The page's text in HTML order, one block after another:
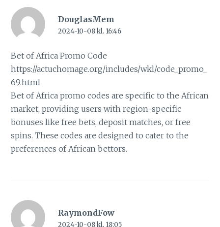
DouglasMem
2024-10-08 kl. 16:46
Bet of Africa Promo Code
https://actuchomage.org/includes/wkl/code_promo_
69.html
Bet of Africa promo codes are specific to the African
market, providing users with region-specific
bonuses like free bets, deposit matches, or free
spins. These codes are designed to cater to the
preferences of African bettors.
RaymondFow
2024-10-08 kl. 18:05